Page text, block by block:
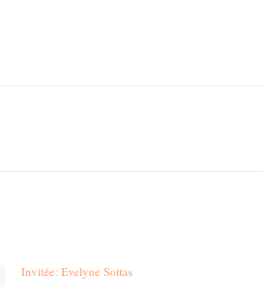
Invitée: Evelyne Sottas